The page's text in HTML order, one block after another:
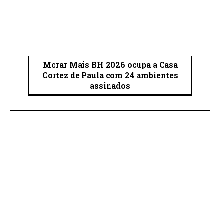
Morar Mais BH 2026 ocupa a Casa
Cortez de Paula com 24 ambientes
assinados